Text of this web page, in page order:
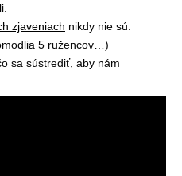
zjaveniach nikdy nie sú.
5 ružencov…)
sa sústrediť, aby nám